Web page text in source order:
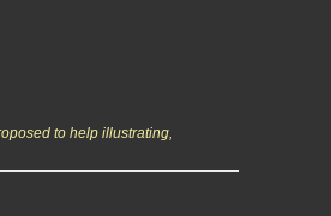
to help illustrating,